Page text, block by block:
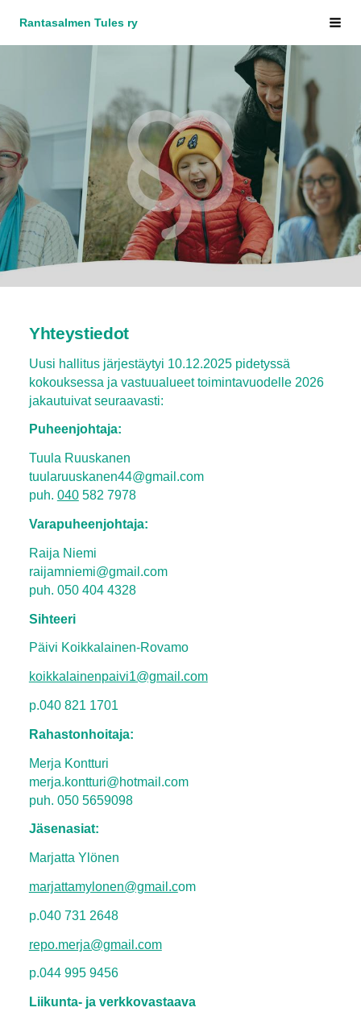
Siirry
Rantasalmen Tules ry
Yhteystiedot
Uusi hallitus järjestäytyi 10.12.2025 pidetyssä
kokouksessa ja vastuualueet toimintavuodelle 2026
jakautuivat seuraavasti:
Puheenjohtaja:
Tuula Ruuskanen
tuularuuskanen44@gmail.com
puh. 040582 7978
Varapuheenjohtaja:
Raija Niemi
raijamniemi@gmail.com
puh. 050 404 4328
Sihteeri
Päivi Koikkalainen-Rovamo
koikkalainenpaivi1@gmail.com
p.040 821 1701
Rahastonhoitaja:
Merja Kontturi
merja.kontturi@hotmail.com
puh. 050 5659098
Jäsenasiat:
Marjatta Ylönen
marjattamylonen@gmail.com
p.040 731 2648
repo.merja@gmail.com
p.044 995 9456
Liikunta- ja verkkovastaava